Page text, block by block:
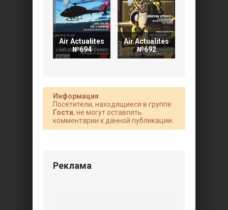
Air Actualites
№694
Air Actualites
№692
Информация
Посетители, находящиеся в группе
Гости, не могут оставлять
комментарии к данной публикации.
Реклама